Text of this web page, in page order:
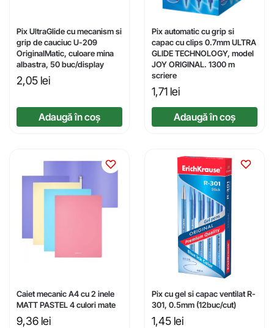
Pix UltraGlide cu mecanism si
grip de cauciuc U-209
OriginalMatic, culoare mina
albastra, 50 buc/display
2,05 lei
Adaugă în coș
Pix automatic cu grip si
capac cu clips 0.7mm ULTRA
GLIDE TECHNOLOGY, model
JOY ORIGINAL. 1300 m
scriere
1,71 lei
Adaugă în coș
Caiet mecanic A4 cu 2 inele
MATT PASTEL 4 culori mate
9,36 lei
Pix cu gel si capac ventilat R-
301, 0.5mm (12buc/cut)
1,45 lei